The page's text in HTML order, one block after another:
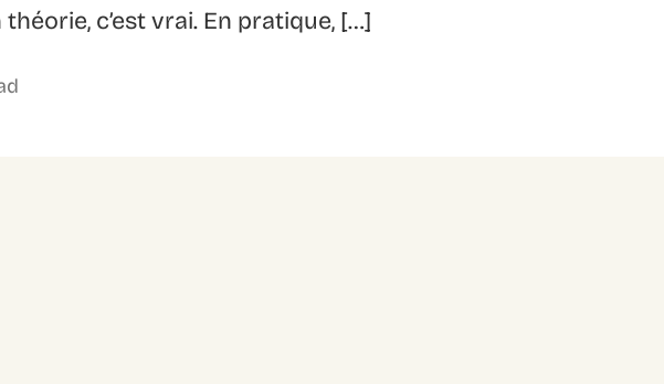
c’est vrai. En pratique, […]